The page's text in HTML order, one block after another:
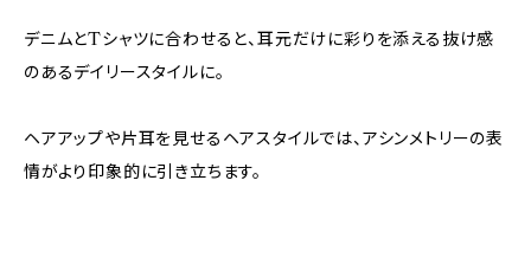
デニムとTシャツに合わせると、耳元だけに彩りを添える抜け感
のあるデイリースタイルに。
ヘアアップや片耳を見せるヘアスタイルでは、アシンメトリーの表
情がより印象的に引き立ちます。